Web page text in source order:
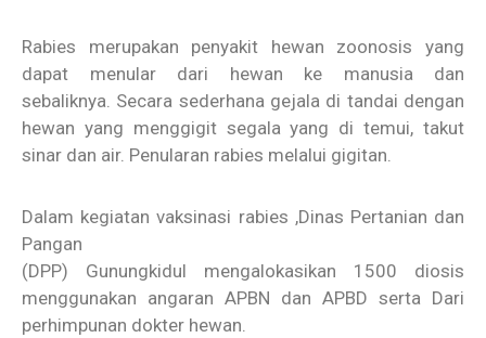
Rabies merupakan penyakit hewan zoonosis yang
dapat menular dari hewan ke manusia dan
sebaliknya. Secara sederhana gejala di tandai dengan
hewan yang menggigit segala yang di temui, takut
sinar dan air. Penularan rabies melalui gigitan.
Dalam kegiatan vaksinasi rabies ,Dinas Pertanian dan
Pangan
(DPP) Gunungkidul mengalokasikan 1500 diosis
menggunakan angaran APBN dan APBD serta Dari
perhimpunan dokter hewan.